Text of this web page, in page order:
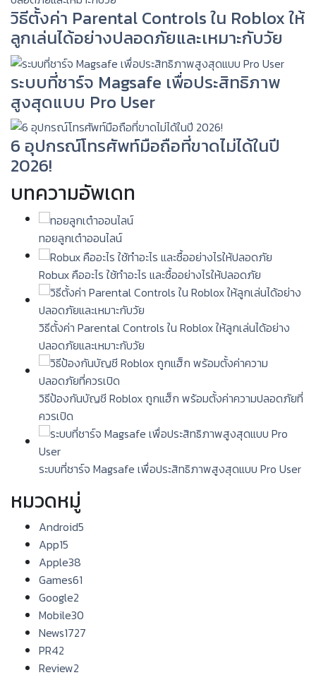
วิธีตั้งค่า Parental Controls ใน Roblox ให้
ลูกเล่นได้อย่างปลอดภัยและเหมาะกับวัย
ระบบที่ชาร์จ Magsafe เพื่อประสิทธิภาพ
สูงสุดแบบ Pro User
6 อุปกรณ์โทรศัพท์มือถือที่ขาดไม่ได้ในปี
2026!
บทความอัพเดท
ทอยลูกเต๋าออนไลน์
Robux คืออะไร ใช้ทำอะไร และซื้ออย่างไรให้ปลอดภัย
วิธีตั้งค่า Parental Controls ใน Roblox ให้ลูกเล่นได้อย่าง
ปลอดภัยและเหมาะกับวัย
วิธีป้องกันบัญชี Roblox ถูกแฮ็ก พร้อมตั้งค่าความปลอดภัยที่
ควรเปิด
ระบบที่ชาร์จ Magsafe เพื่อประสิทธิภาพสูงสุดแบบ Pro User
หมวดหมู่
Android5
App15
Apple38
Games61
Google2
Mobile30
News1727
PR42
Review2